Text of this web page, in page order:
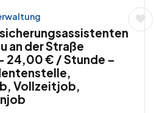
an der Straße
24,00 € / Stunde –
Vollzeitjob,